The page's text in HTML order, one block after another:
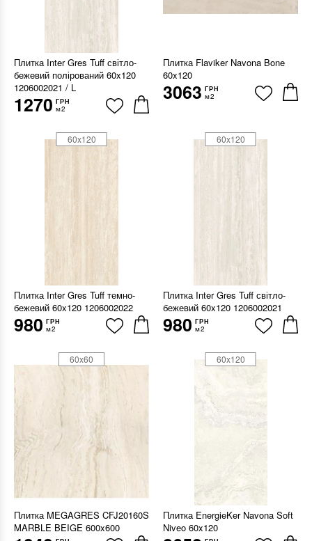
Плитка Inter Gres Tuff світло-
бежевий полірований 60x120
1206002021 / L
1270 ГРН
м2
Плитка Flaviker Navona Bone
60x120
3063 ГРН
м2
Плитка Inter Gres Tuff темно-
бежевий 60x120 1206002022
980 ГРН
м2
60x120
Плитка Inter Gres Tuff світло-
бежевий 60x120 1206002021
980 ГРН
м2
60x120
Плитка MEGAGRES CFJ20160S
MARBLE BEIGE 600x600
60x60
Плитка EnergieKer Navona Soft
Niveo 60x120
60x120